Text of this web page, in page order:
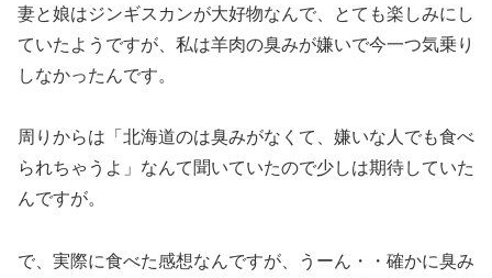
妻と娘はジンギスカンが大好物なんで、とても楽しみにし
ていたようですが、私は羊肉の臭みが嫌いで今一つ気乗り
しなかったんです。
周りからは「北海道のは臭みがなくて、嫌いな人でも食べ
られちゃうよ」なんて聞いていたので少しは期待していた
んですが。
で、実際に食べた感想なんですが、うーん・・確かに臭み